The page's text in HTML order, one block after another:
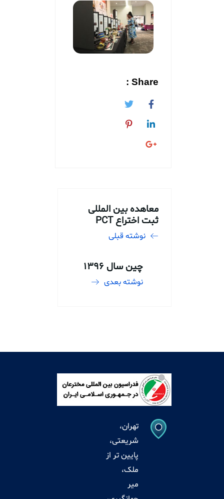
Share :
معاهده بین المللی
ثبت اختراع PCT
نوشته قبلی
چین سال 1396
نوشته بعدی
تهران،
شریعتی،
پایین تر از
ملک،
میر